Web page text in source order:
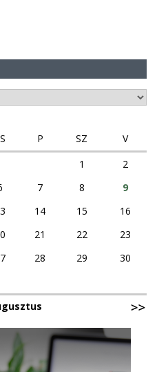
P SZ
V
1
2
7 8
9
14 15
16
21 22
23
28 29
30